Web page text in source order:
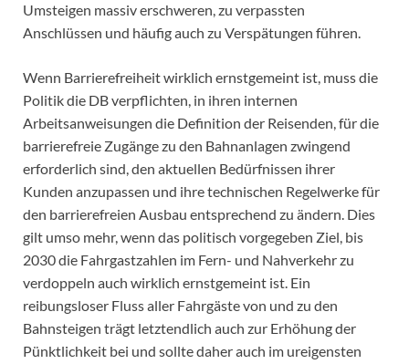
Umsteigen massiv erschweren, zu verpassten
Anschlüssen und häufig auch zu Verspätungen führen.
Wenn Barrierefreiheit wirklich ernstgemeint ist, muss die
Politik die DB verpflichten, in ihren internen
Arbeitsanweisungen die Definition der Reisenden, für die
barrierefreie Zugänge zu den Bahnanlagen zwingend
erforderlich sind, den aktuellen Bedürfnissen ihrer
Kunden anzupassen und ihre technischen Regelwerke für
den barrierefreien Ausbau entsprechend zu ändern. Dies
gilt umso mehr, wenn das politisch vorgegeben Ziel, bis
2030 die Fahrgastzahlen im Fern- und Nahverkehr zu
verdoppeln auch wirklich ernstgemeint ist. Ein
reibungsloser Fluss aller Fahrgäste von und zu den
Bahnsteigen trägt letztendlich auch zur Erhöhung der
Pünktlichkeit bei und sollte daher auch im ureigensten